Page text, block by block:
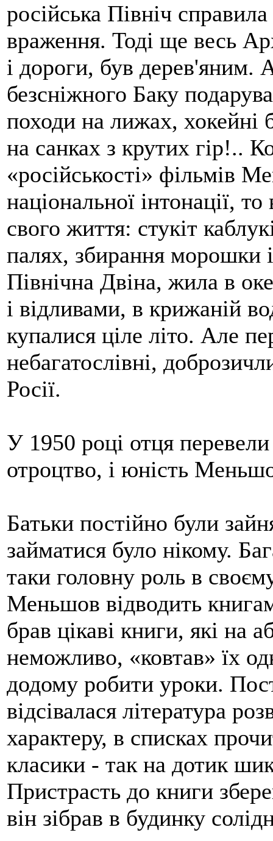
російська Північ
враження. Тоді ще весь
і дороги, був дерев'яним.
безсніжного Баку
походи на лижах, хокейні
на санках з крутих гір!..
«російськості» фільмів
національної інтонації,
свого життя: стукіт
палях, збирання морошки
Північна Двіна, жила в
і відливами, в крижаній
купалися ціле літо. Але
небагатослівні,
Росії.
У 1950 році отця
отроцтво, і юність
Батьки постійно були
займатися було нікому.
таки головну роль в
Меньшов відводить
брав цікаві книги, які на
неможливо, «ковтав» їх
додому робити уроки.
відсівалася література
характеру, в списках
класики - так на дотик
Пристрасть до книги
він зібрав в будинку